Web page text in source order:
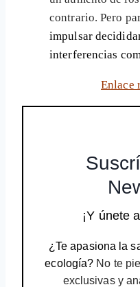
contrario. Pero
impulsar
interferencias
Enlace
¡Y únete
¿Te apasiona la
ecología? No te
exclusivas y